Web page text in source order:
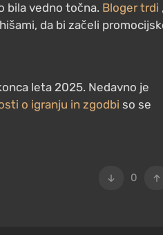
bila vedno točna. Bloger trdi
da bi začeli
leta 2025. Nedavno je
o igranju in zgodbi so se
0